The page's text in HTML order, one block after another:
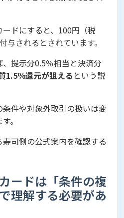
ドにすると、100円（税
与されるとされています。
提示分0.5％相当と決済分
1.5％還元が狙える という説
件や対象外取引の扱いは変
。
司側の公式案内を確認する
ードは「条件の複
理解する必要があ